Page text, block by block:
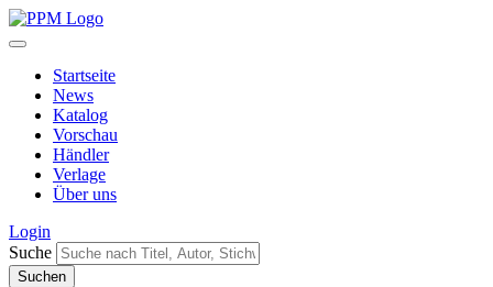
Startseite
News
Katalog
Vorschau
Händler
Verlage
Über uns
Login
Suche